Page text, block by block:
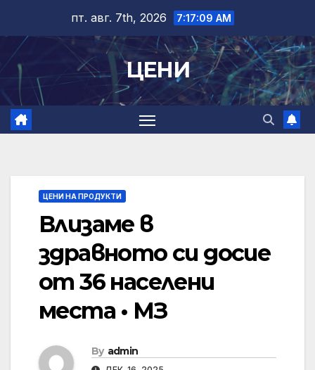
content
пт. авг. 7th, 2026 7:17:10 AM
ЦЕНИ
ЦЕНИ НА ПРОДУКТИ
Влизаме в
здравното си досие
от 36 населени
места • МЗ
By admin